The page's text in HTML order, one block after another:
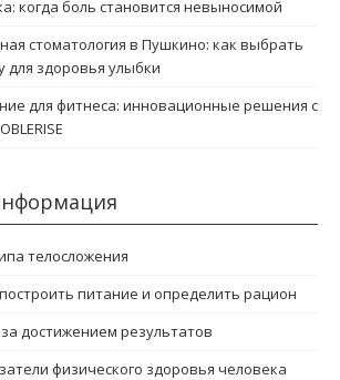
когда боль становится невыносимой
стоматология в Пушкино: как выбрать
для здоровья улыбки
для фитнеса: инновационные решения с
телосложения
питание и определить рацион
достижением результатов
физического здоровья человека